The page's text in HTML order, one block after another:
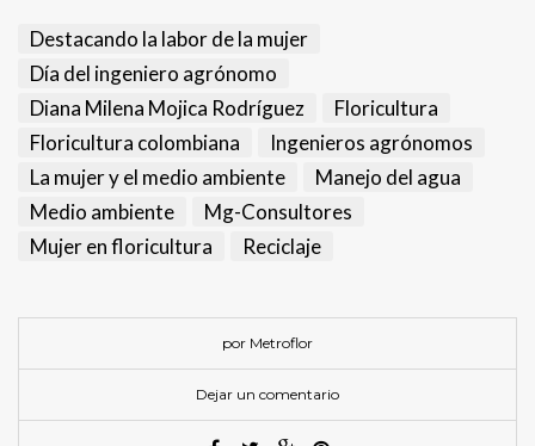
Destacando la labor de la mujer
Día del ingeniero agrónomo
Diana Milena Mojica Rodríguez
Floricultura
Floricultura colombiana
Ingenieros agrónomos
La mujer y el medio ambiente
Manejo del agua
Medio ambiente
Mg-Consultores
Mujer en floricultura
Reciclaje
por Metroflor
Dejar un comentario